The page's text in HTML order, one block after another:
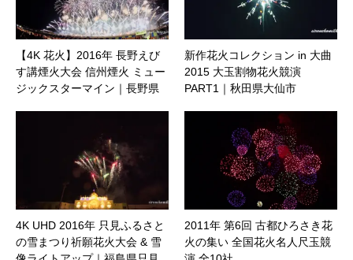
【4K 花火】2016年 長野えび
す講煙火大会 信州煙火 ミュー
ジックスターマイン｜長野県
新作花火コレクション in 大曲
2015 大玉割物花火競演
PART1｜秋田県大仙市
4K UHD 2016年 只見ふるさと
の雪まつり祈願花火大会 & 雪
2011年 第6回 古都ひろさき花
火の集い 全国花火名人尺玉競